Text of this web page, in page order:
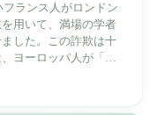
ランス人がロンドン
用いて、満場の学者
した。この詐欺は十
ヨーロッパ人が「フ
はすでにオーストロ